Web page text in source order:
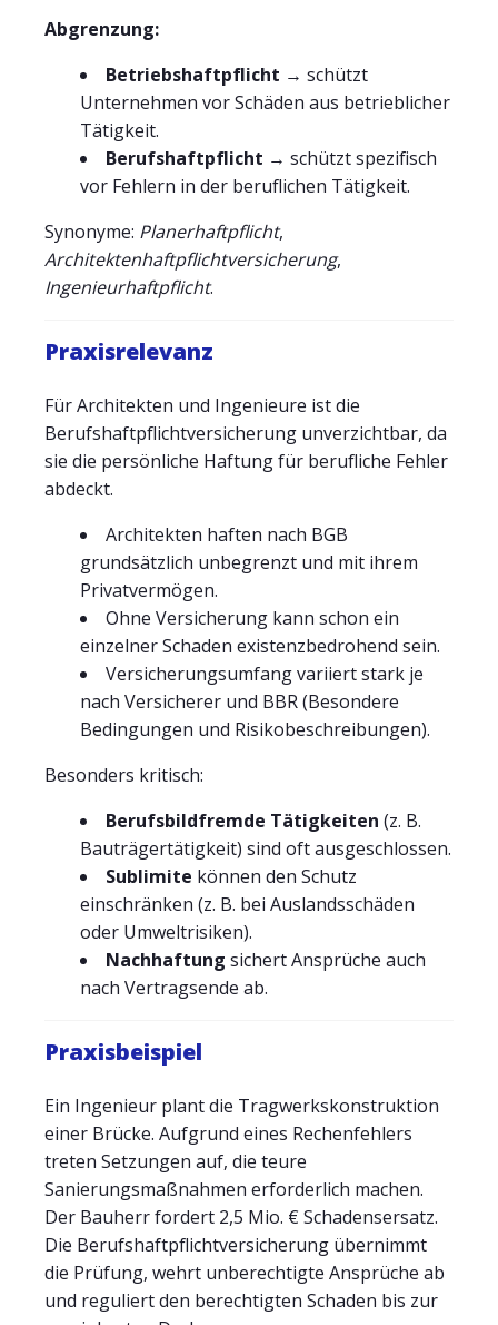
Abgrenzung:
Betriebshaftpflicht → schützt
Unternehmen vor Schäden aus betrieblicher
Tätigkeit.
Berufshaftpflicht → schützt spezifisch
vor Fehlern in der beruflichen Tätigkeit.
Synonyme: Planerhaftpflicht,
Architektenhaftpflichtversicherung,
Ingenieurhaftpflicht.
Praxisrelevanz
Für Architekten und Ingenieure ist die
Berufshaftpflichtversicherung unverzichtbar, da
sie die persönliche Haftung für berufliche Fehler
abdeckt.
Architekten haften nach BGB
grundsätzlich unbegrenzt und mit ihrem
Privatvermögen.
Ohne Versicherung kann schon ein
einzelner Schaden existenzbedrohend sein.
Versicherungsumfang variiert stark je
nach Versicherer und BBR (Besondere
Bedingungen und Risikobeschreibungen).
Besonders kritisch:
Berufsbildfremde Tätigkeiten (z. B.
Bauträgertätigkeit) sind oft ausgeschlossen.
Sublimite können den Schutz
einschränken (z. B. bei Auslandsschäden
oder Umweltrisiken).
Nachhaftung sichert Ansprüche auch
nach Vertragsende ab.
Praxisbeispiel
Ein Ingenieur plant die Tragwerkskonstruktion
einer Brücke. Aufgrund eines Rechenfehlers
treten Setzungen auf, die teure
Sanierungsmaßnahmen erforderlich machen.
Der Bauherr fordert 2,5 Mio. € Schadensersatz.
Die Berufshaftpflichtversicherung übernimmt
die Prüfung, wehrt unberechtigte Ansprüche ab
und reguliert den berechtigten Schaden bis zur